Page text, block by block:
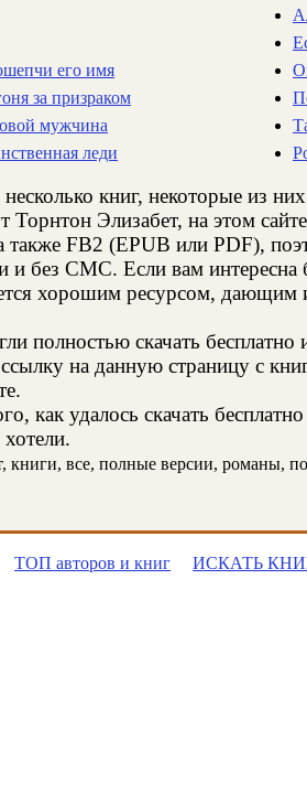
его имя
за призраком
мужчина
леди
несколько книг, некоторые из
Торнтон Элизабет, на этом
FB2 (EPUB или PDF),
и без СМС. Если вам
хорошим ресурсом,
полностью скачать бесплатно
на данную страницу с
как удалось скачать
все, полные версии, романы,
ТОП авторов и книг ИСКАТЬ